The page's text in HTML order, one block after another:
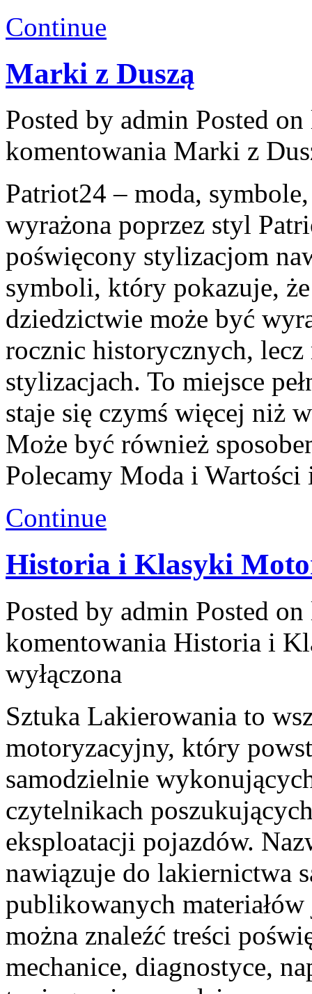
Continue
Marki z Duszą
Posted by admin Posted
komentowania Marki z
Patriot24 – moda,
wyrażona poprzez styl
poświęcony stylizacjom
symboli, który pokazuje,
dziedzictwie może być
rocznic historycznych,
stylizacjach. To miejsce
staje się czymś więcej niż
Może być również
Polecamy Moda i
Continue
Historia i Klasyki
Posted by admin Posted
komentowania Historia i
wyłączona
Sztuka Lakierowania to
motoryzacyjny, który
samodzielnie
czytelnikach
eksploatacji pojazdów.
nawiązuje do lakiernictwa
publikowanych materiałów
można znaleźć treści
mechanice, diagnostyce,